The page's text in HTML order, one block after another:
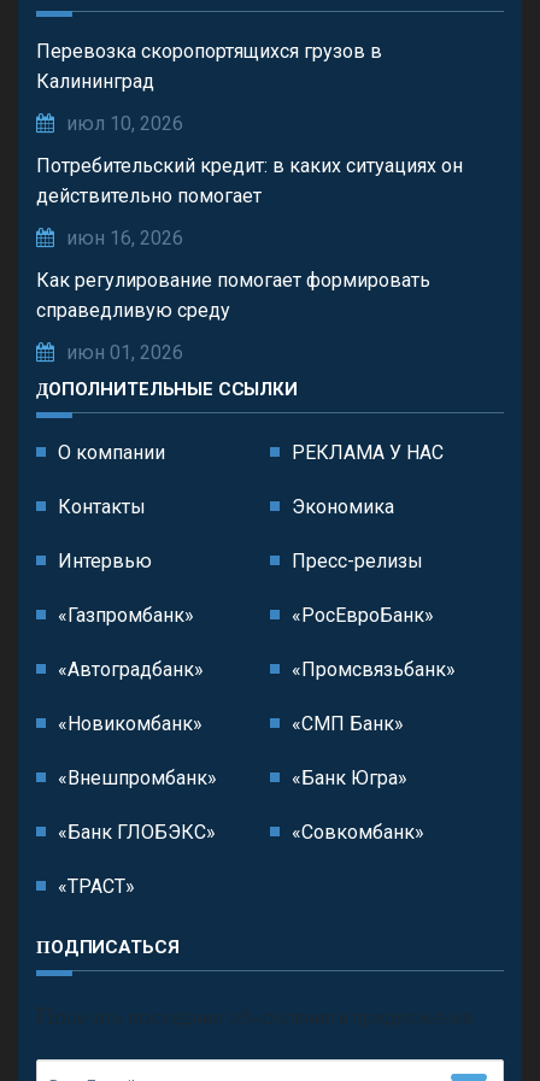
Перевозка скоропортящихся грузов в
Калининград
июл 10, 2026
Потребительский кредит: в каких ситуациях он
действительно помогает
июн 16, 2026
Как регулирование помогает формировать
справедливую среду
июн 01, 2026
ДОПОЛНИТЕЛЬНЫЕ ССЫЛКИ
О компании РЕКЛАМА У НАС
Контакты Экономика
Интервью Пресс-релизы
«Газпромбанк» «РосЕвроБанк»
«Автоградбанк» «Промсвязьбанк»
«Новикомбанк» «СМП Банк»
«Внешпромбанк» «Банк Югра»
«Банк ГЛОБЭКС» «Совкомбанк»
«ТРАСТ»
ПОДПИСАТЬСЯ
П олучить последние обновления и предложения.